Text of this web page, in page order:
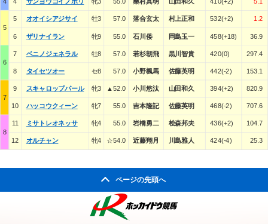
5
5 オオイシアジサイ 牡3 57.0 落合玄太 村上正和 532(+2) 1.2
6 ザリナイラン 牝9 55.0 石川倭 岡島玉一 458(+18) 36.9
6
7 ベニノジェネラル 牡8 57.0 若杉朝飛 黒川智貴 420(0) 297.4
8 タイセツオー セ8 57.0 小野楓馬 佐藤英明 442(-2) 153.1
7
9 スキャロップパール 牝3 ▲52.0 小川悠汰 山田和久 394(+2) 820.9
10 ハッコウクィーン 牝7 55.0 吉本隆記 佐藤英明 468(-2) 707.6
8
11 ミサトレオネッサ 牝4 55.0 岩橋勇二 桧森邦夫 436(+2) 104.7
12 オルチャン 牝4 ☆54.0 近藤翔月 川島雅人 424(-4) 25.3
ページの先頭へ